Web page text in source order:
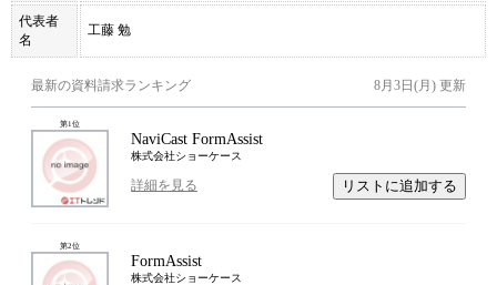
代表者
名
工藤 勉
最新の資料請求ランキング 8月3日(月) 更新
第1位
NaviCast FormAssist
株式会社ショーケース
詳細を見る リストに追加する
第2位
FormAssist
株式会社ショーケース